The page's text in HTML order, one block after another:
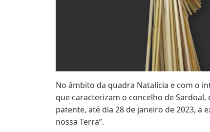
No âmbito da quadra Natalícia e com o
que caracterizam o concelho de
patente, até dia 28 de janeiro de 2023, a
nossa Terra”.